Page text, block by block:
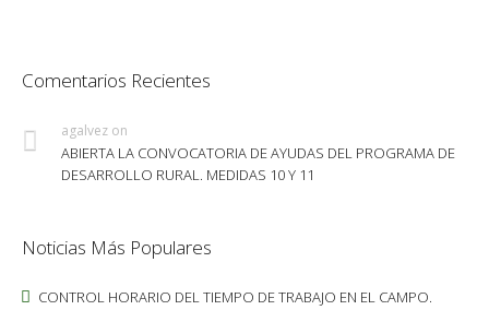
Comentarios Recientes
agalvez on
ABIERTA LA CONVOCATORIA DE AYUDAS DEL PROGRAMA DE
DESARROLLO RURAL. MEDIDAS 10 Y 11
Noticias Más Populares
CONTROL HORARIO DEL TIEMPO DE TRABAJO EN EL CAMPO.